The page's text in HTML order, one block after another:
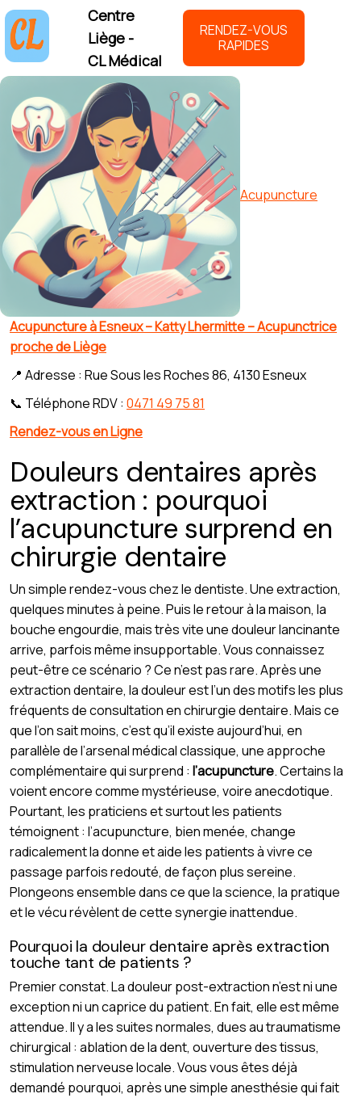
Centre
Liège -
CL Médical
RENDEZ-VOUS
RAPIDES
Acupuncture
Acupuncture à Esneux – Katty Lhermitte – Acupunctrice
proche de Liège
📍 Adresse : Rue Sous les Roches 86, 4130 Esneux
📞 Téléphone RDV : 0471 49 75 81
Rendez-vous en Ligne
Douleurs dentaires après
extraction : pourquoi
l’acupuncture surprend en
chirurgie dentaire
Un simple rendez-vous chez le dentiste. Une extraction,
quelques minutes à peine. Puis le retour à la maison, la
bouche engourdie, mais très vite une douleur lancinante
arrive, parfois même insupportable. Vous connaissez
peut-être ce scénario ? Ce n’est pas rare. Après une
extraction dentaire, la douleur est l’un des motifs les plus
fréquents de consultation en chirurgie dentaire. Mais ce
que l’on sait moins, c’est qu’il existe aujourd’hui, en
parallèle de l’arsenal médical classique, une approche
complémentaire qui surprend : l’acupuncture. Certains la
voient encore comme mystérieuse, voire anecdotique.
Pourtant, les praticiens et surtout les patients
témoignent : l’acupuncture, bien menée, change
radicalement la donne et aide les patients à vivre ce
passage parfois redouté, de façon plus sereine.
Plongeons ensemble dans ce que la science, la pratique
et le vécu révèlent de cette synergie inattendue.
Pourquoi la douleur dentaire après extraction
touche tant de patients ?
Premier constat. La douleur post-extraction n’est ni une
exception ni un caprice du patient. En fait, elle est même
attendue. Il y a les suites normales, dues au traumatisme
chirurgical : ablation de la dent, ouverture des tissus,
stimulation nerveuse locale. Vous vous êtes déjà
demandé pourquoi, après une simple anesthésie qui fait